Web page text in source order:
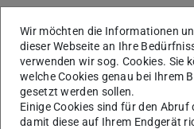
Bewerbung
Semester 4
Sprache
Englisch
deutscher
Wir möchten die Informationen
dieser Webseite an Ihre
verwenden wir sog. Cookies. Sie
welche Cookies genau bei Ihrem
gesetzt werden sollen.
Einige Cookies sind für den
damit diese auf Ihrem Endgerät